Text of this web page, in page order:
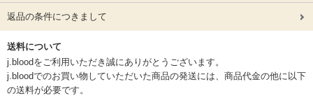
返品の条件につきまして
送料について
j.bloodをご利用いただき誠にありがとうございます。
j.bloodでのお買い物していただいた商品の発送には、商品代金の他に以下
の送料が必要です。